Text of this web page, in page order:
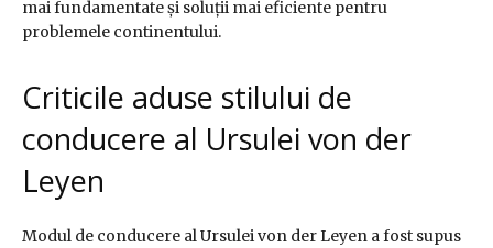
mai fundamentate și soluții mai eficiente pentru
problemele continentului.
Criticile aduse stilului de
conducere al Ursulei von der
Leyen
Modul de conducere al Ursulei von der Leyen a fost supus